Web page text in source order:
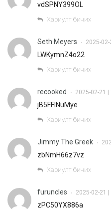
vdSPNY399OL
Хариулт бичих
Seth Meyers • 2025-
LWKymnZ4o22
Хариулт бичих
recooked • 2025-02-21 |
jB5FFlNuMye
Хариулт бичих
Jimmy The Greek •
zbNmH66z7vz
Хариулт бичих
furuncles • 2025-02-21 |
zPC50YX886a